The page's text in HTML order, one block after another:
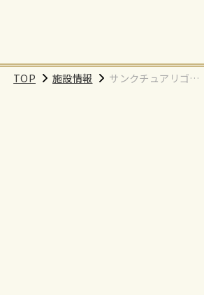
TOP 施設情報
サンクチュアリゴル